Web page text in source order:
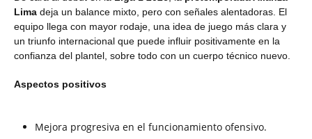
Lima deja un balance mixto, pero con señales alentadoras. El
equipo llega con mayor rodaje, una idea de juego más clara y
un triunfo internacional que puede influir positivamente en la
confianza del plantel, sobre todo con un cuerpo técnico nuevo.
Aspectos positivos
Mejora progresiva en el funcionamiento ofensivo.